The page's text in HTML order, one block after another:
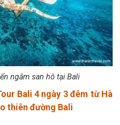
ngắm san hô tại Bali
Bali 4 ngày 3 đêm từ Hà
thiên đường Bali